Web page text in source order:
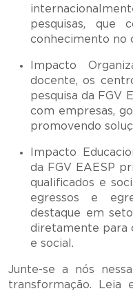
pesquisas, que
conhecimento no
Impacto
docente, os
pesquisa da FGV
com empresas,
promovendo
Impacto
da FGV EAESP
qualificados e
egressos e
destaque em
diretamente para
e social.
Junte-se a nós
transformação. Leia